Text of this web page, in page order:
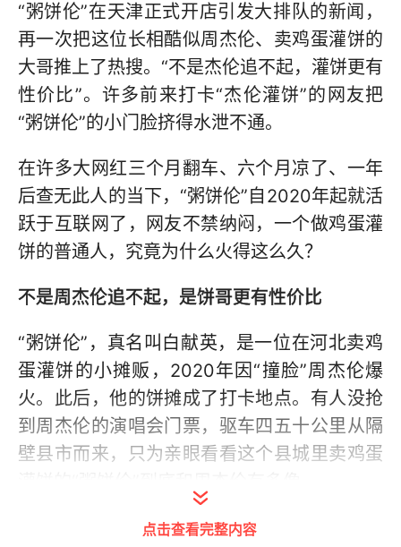
“粥饼伦”在天津正式开店引发大排队的新闻，
再一次把这位长相酷似周杰伦、卖鸡蛋灌饼的
大哥推上了热搜。“不是杰伦追不起，灌饼更有
性价比”。许多前来打卡“杰伦灌饼”的网友把
“粥饼伦”的小门脸挤得水泄不通。
在许多大网红三个月翻车、六个月凉了、一年
后查无此人的当下，“粥饼伦”自2020年起就活
跃于互联网了，网友不禁纳闷，一个做鸡蛋灌
饼的普通人，究竟为什么火得这么久？
不是周杰伦追不起，是饼哥更有性价比
“粥饼伦”，真名叫白献英，是一位在河北卖鸡
蛋灌饼的小摊贩，2020年因“撞脸”周杰伦爆
火。此后，他的饼摊成了打卡地点。有人没抢
到周杰伦的演唱会门票，驱车四五十公里从隔
壁县市而来，只为亲眼看看这个县城里卖鸡蛋
点击查看完整内容